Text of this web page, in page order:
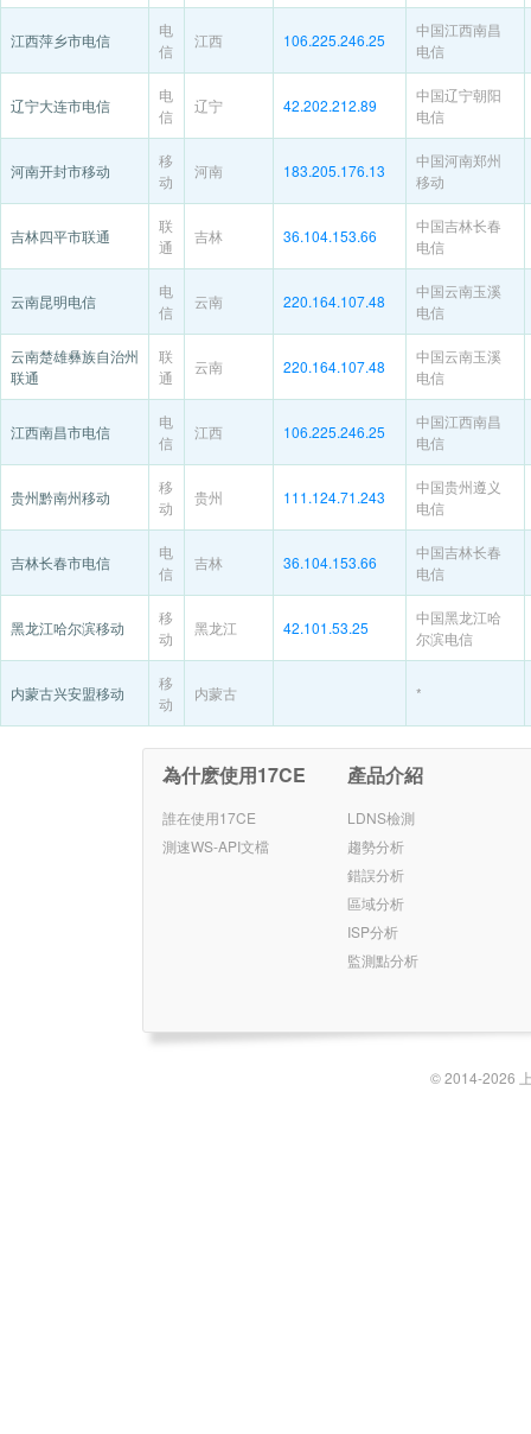
江西萍乡市电信
电
信
江西 106.225.246.25
中国江西南昌
电信
辽宁大连市电信
电
信
辽宁 42.202.212.89
中国辽宁朝阳
电信
河南开封市移动
移
动
河南 183.205.176.13
中国河南郑州
移动
吉林四平市联通
联
通
吉林 36.104.153.66
中国吉林长春
电信
云南昆明电信
电
信
云南 220.164.107.48
中国云南玉溪
电信
云南楚雄彝族自治州
联通
联
通
云南 220.164.107.48
中国云南玉溪
电信
江西南昌市电信
电
信
江西 106.225.246.25
中国江西南昌
电信
贵州黔南州移动
移
动
贵州 111.124.71.243
中国贵州遵义
电信
吉林长春市电信
电
信
吉林 36.104.153.66
中国吉林长春
电信
黑龙江哈尔滨移动
移
动
黑龙江 42.101.53.25
中国黑龙江哈
尔滨电信
内蒙古兴安盟移动
移
动
内蒙古 *
為什麽使用17CE
誰在使用17CE
測速WS-API文檔
產品介紹
LDNS檢測
趨勢分析
錯誤分析
區域分析
ISP分析
監測點分析
© 2014-2026